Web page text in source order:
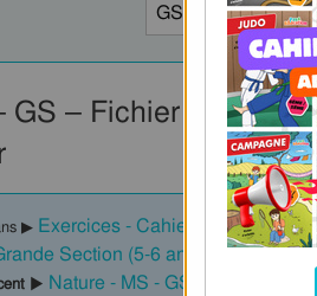
GS – Fichier
▶ Exercices - Cahier de vacances
Section (5-6 ans)
▶ Nature - MS - GS – Fichier